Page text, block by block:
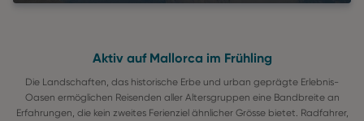
Aktiv auf Mallorca im Frühling
Die Landschaften, das historische Erbe und urban geprägte Erlebnis-
Oasen ermöglichen Reisenden aller Altersgruppen eine Bandbreite an
Erfahrungen, die kein zweites Ferienziel ähnlicher Grösse bietet. Radfahrer,